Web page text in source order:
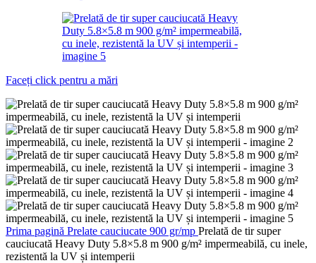
Faceți click pentru a mări
Prima pagină Prelate cauciucate 900 gr/mp Prelată de tir super
cauciucată Heavy Duty 5.8×5.8 m 900 g/m² impermeabilă, cu inele,
rezistentă la UV și intemperii